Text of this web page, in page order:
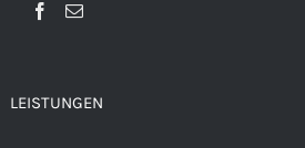
LEISTUNGEN